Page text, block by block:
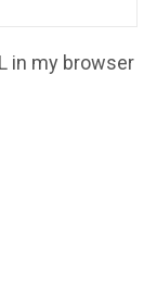
in my browser